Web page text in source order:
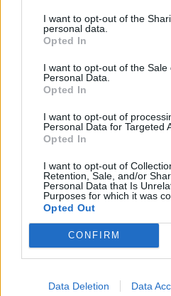
I want to opt-out of the
personal data.
Opted In
I want to opt-out of the Sale
Personal Data.
Opted In
I want to opt-out of
Personal Data for Targeted
Opted In
I want to opt-out of
Retention, Sale, and/or
Personal Data that Is
Purposes for which it was
Opted Out
CONFIRM
Data Deletion Data
Newsroom
Ετικέτες :Άνδεις,
Δείτε